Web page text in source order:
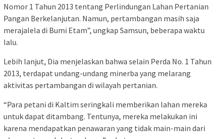
Nomor 1 Tahun 2013 tentang Perlindungan Lahan Pertanian
Pangan Berkelanjutan. Namun, pertambangan masih saja
merajalela di Bumi Etam”, ungkap Samsun, beberapa waktu
lalu.
Lebih lanjut, Dia menjelaskan bahwa selain Perda No. 1 Tahun
2013, terdapat undang-undang minerba yang melarang
aktivitas pertambangan di wilayah pertanian.
“Para petani di Kaltim seringkali memberikan lahan mereka
untuk dapat ditambang. Tentunya, mereka melakukan ini
karena mendapatkan penawaran yang tidak main-main dari